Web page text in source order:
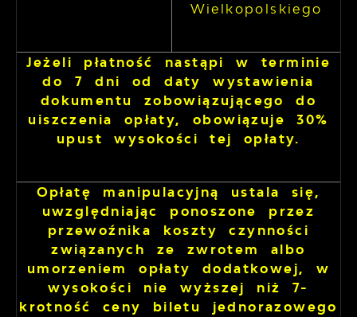
Wielkopolskiego
Jeżeli płatność nastąpi w terminie
do 7 dni od daty wystawienia
dokumentu zobowiązującego do
uiszczenia opłaty, obowiązuje 30%
upust wysokości tej opłaty.
Opłatę manipulacyjną ustala się,
uwzględniając ponoszone przez
przewoźnika koszty czynności
związanych ze zwrotem albo
umorzeniem opłaty dodatkowej, w
wysokości nie wyższej niż 7-
krotność ceny biletu jednorazowego